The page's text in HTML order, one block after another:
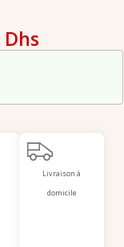
Dhs
Livraison à
domicile